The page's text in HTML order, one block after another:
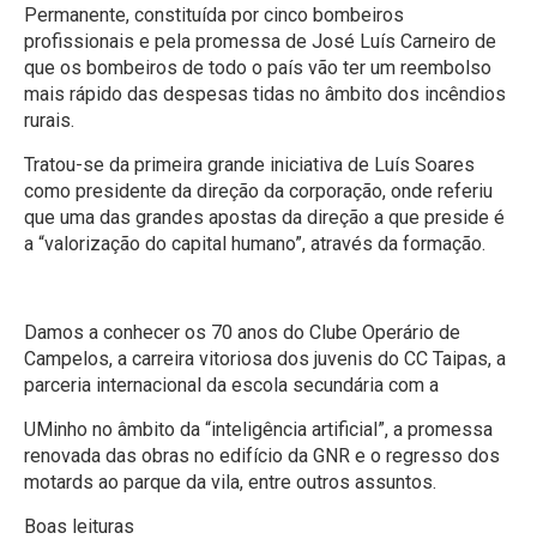
Permanente, constituída por cinco bombeiros
profissionais e pela promessa de José Luís Carneiro de
que os bombeiros de todo o país vão ter um reembolso
mais rápido das despesas tidas no âmbito dos incêndios
rurais.
Tratou-se da primeira grande iniciativa de Luís Soares
como presidente da direção da corporação, onde referiu
que uma das grandes apostas da direção a que preside é
a “valorização do capital humano”, através da formação.
Damos a conhecer os 70 anos do Clube Operário de
Campelos, a carreira vitoriosa dos juvenis do CC Taipas, a
parceria internacional da escola secundária com a
UMinho no âmbito da “inteligência artificial”, a promessa
renovada das obras no edifício da GNR e o regresso dos
motards ao parque da vila, entre outros assuntos.
Boas leituras